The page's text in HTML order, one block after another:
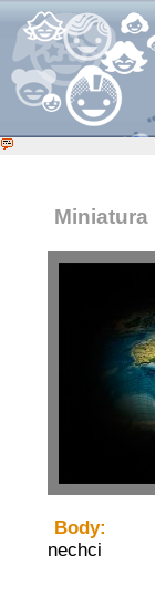
Miniatura
Body:
nechci